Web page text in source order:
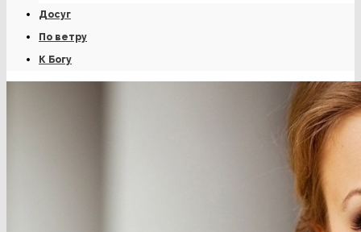
Досуг
По ветру
К Богу